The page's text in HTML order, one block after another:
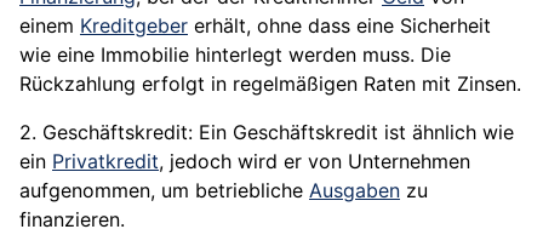
einem Kreditgeber erhält, ohne dass eine Sicherheit
wie eine Immobilie hinterlegt werden muss. Die
Rückzahlung erfolgt in regelmäßigen Raten mit Zinsen.
2. Geschäftskredit: Ein Geschäftskredit ist ähnlich wie
ein Privatkredit, jedoch wird er von Unternehmen
aufgenommen, um betriebliche Ausgaben zu
finanzieren.